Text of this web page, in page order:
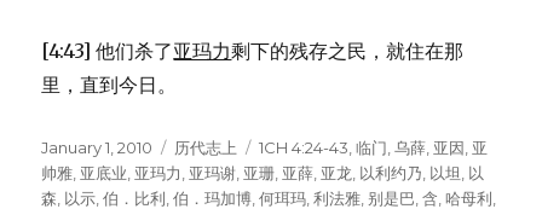
[4:43] 他们杀了亚玛力剩下的残存之民，就住在那
里，直到今日。
Posted
on
January 1, 2010 Categories
历代志上 Tags
1CH 4:24-43 ,临门 ,乌薛 亚因 亚
帅雅 亚底业 亚玛力 亚玛谢 亚珊 亚薛 亚龙 以利约乃 以坦 以
森 以示 ,伯．比利 ,伯．玛加博 ,何珥玛 ,利法雅 别是巴 ,含 ,哈母利